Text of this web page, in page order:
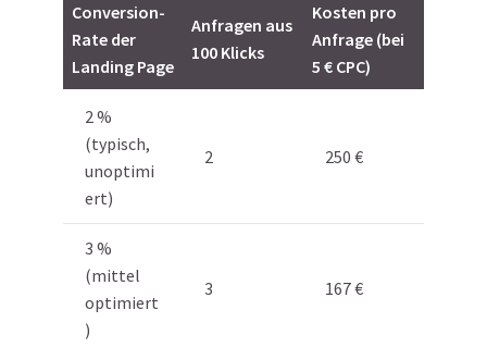
Conversion-
Rate der
Landing Page
Anfragen aus
100 Klicks
Kosten pro
Anfrage (bei
5 € CPC)
2 %
(typisch,
unoptimi
ert)
2 250 €
3 %
(mittel
optimiert
)
3 167 €